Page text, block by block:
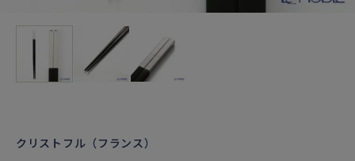
クリストフル（フランス）